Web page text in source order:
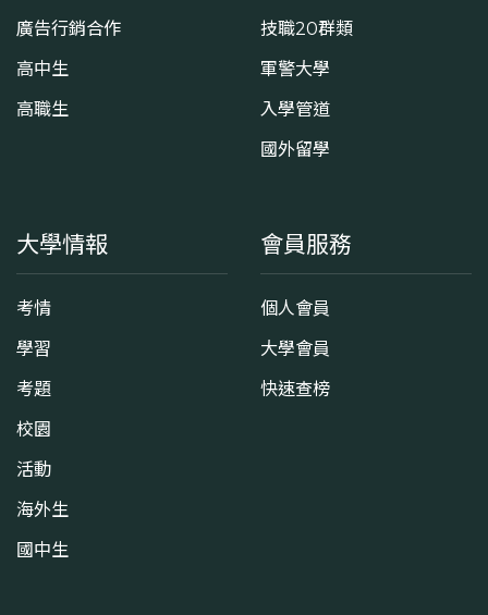
廣告行銷合作
高中生
高職生
技職20群類
軍警大學
入學管道
國外留學
大學情報
考情
學習
考題
校園
活動
海外生
國中生
會員服務
個人會員
大學會員
快速查榜